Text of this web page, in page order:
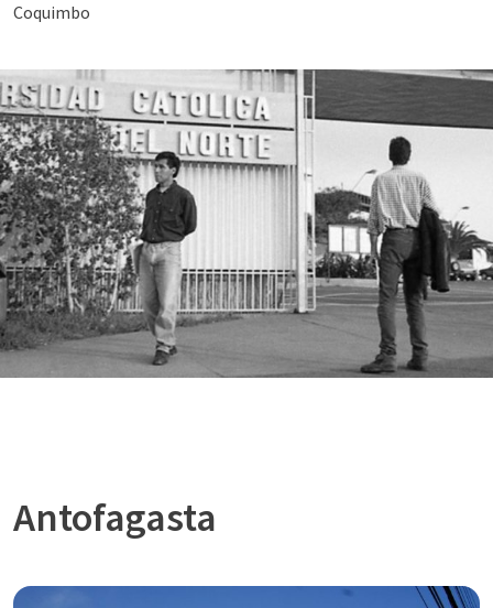
Coquimbo
Antofagasta